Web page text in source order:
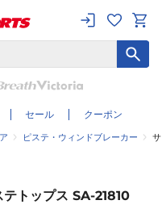
セール クーポン
ピステ・ウィンドブレーカー
トップス SA-21810